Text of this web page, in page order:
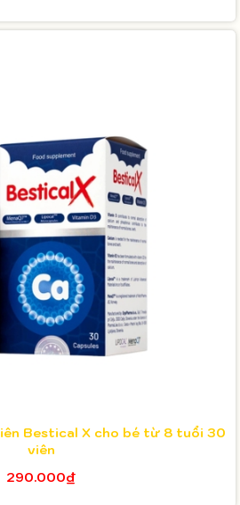
Bestical X cho bé từ 8 tuổi 30
viên
290.000₫